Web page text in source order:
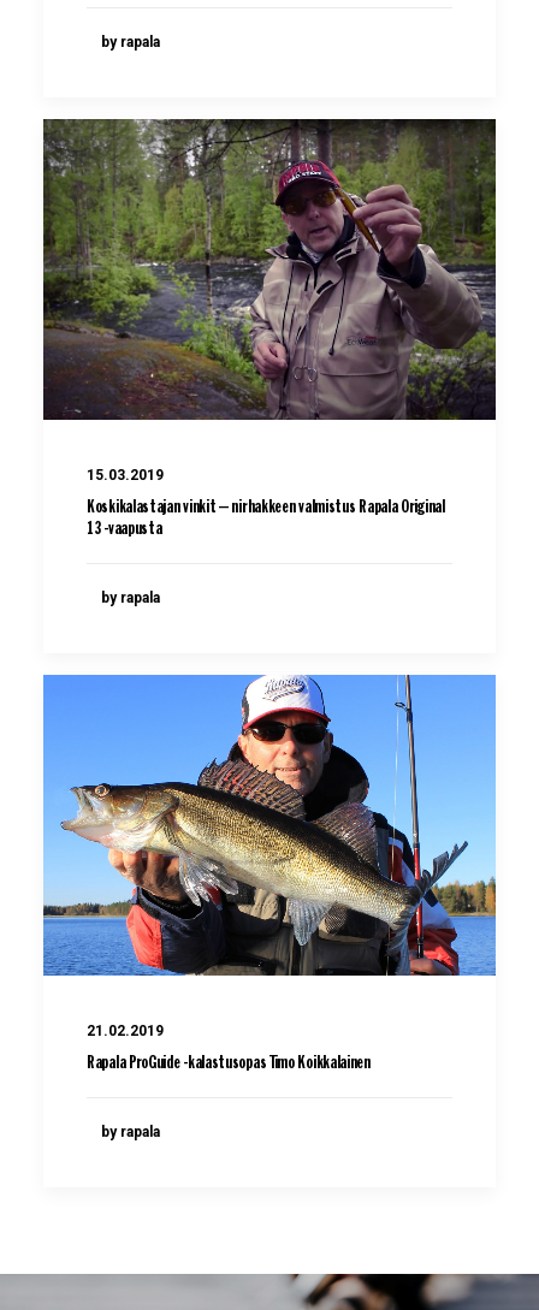
by rapala
15.03.2019
Koskikalastajan vinkit – nirhakkeen valmistus Rapala Original
13 -vaapusta
by rapala
21.02.2019
Rapala ProGuide -kalastusopas Timo Koikkalainen
by rapala